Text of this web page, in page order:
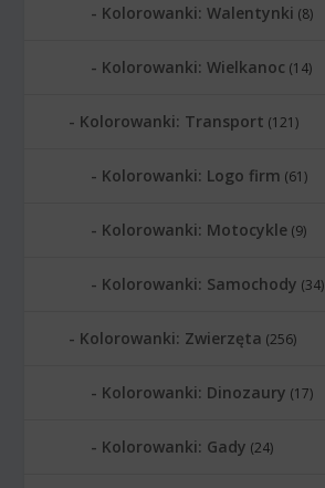
Kolorowanki: Walentynki (8)
Kolorowanki: Wielkanoc (14)
Kolorowanki: Transport (121)
Kolorowanki: Logo firm (61)
Kolorowanki: Motocykle (9)
Kolorowanki: Samochody (34)
Kolorowanki: Zwierzęta (256)
Kolorowanki: Dinozaury (17)
Kolorowanki: Gady (24)